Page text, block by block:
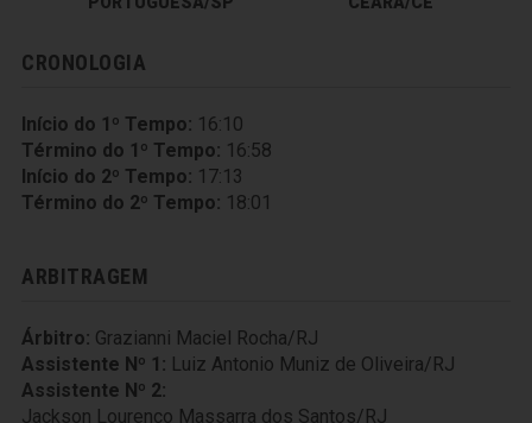
CRONOLOGIA
Início do 1º Tempo: 16:10
Término do 1º Tempo: 16:58
Início do 2º Tempo: 17:13
Término do 2º Tempo: 18:01
ARBITRAGEM
Árbitro: Grazianni Maciel Rocha/RJ
Assistente Nº 1: Luiz Antonio Muniz de Oliveira/RJ
Assistente Nº 2:
Jackson Lourenço Massarra dos Santos/RJ